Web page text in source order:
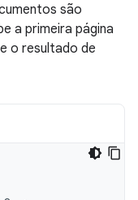
são
a primeira página
o resultado de